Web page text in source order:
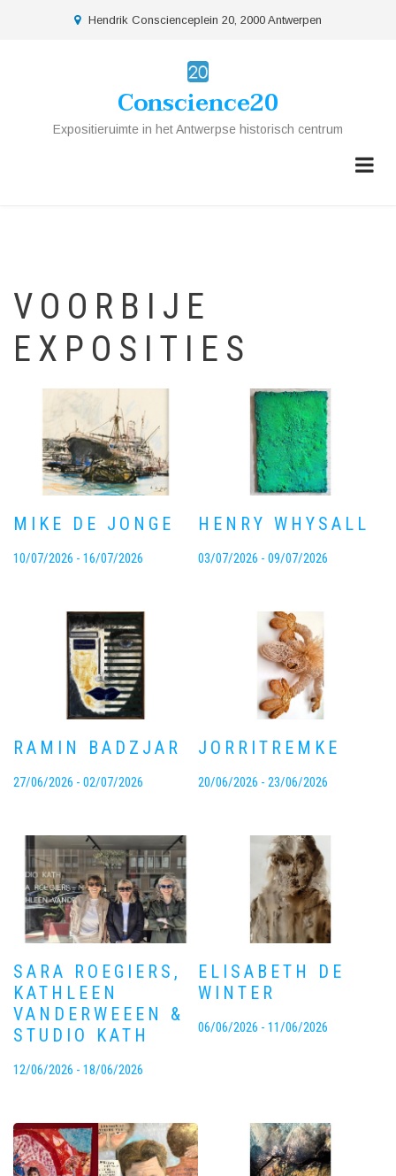
location
Hendrik Conscienceplein 20, 2000 Antwerpen
Conscience20
Expositieruimte in het Antwerpse historisch centrum
VOORBIJE
EXPOSITIES
MIKE DE JONGE
10/07/2026 - 16/07/2026
HENRY WHYSALL
03/07/2026 - 09/07/2026
RAMIN BADZJAR
27/06/2026 - 02/07/2026
JORRITREMKE
20/06/2026 - 23/06/2026
SARA ROEGIERS,
KATHLEEN
VANDERWEEEN &
STUDIO KATH
12/06/2026 - 18/06/2026
ELISABETH DE
WINTER
06/06/2026 - 11/06/2026